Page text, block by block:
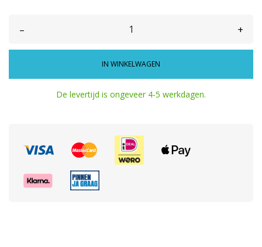
– +
IN WINKELWAGEN
De levertijd is ongeveer 4-5 werkdagen.